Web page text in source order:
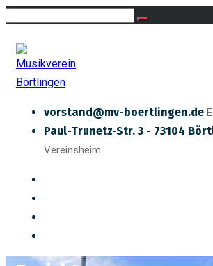
vorstand@mv-boertlingen.de
Paul-Trunetz-Str. 3 - 73104
Vereinsheim